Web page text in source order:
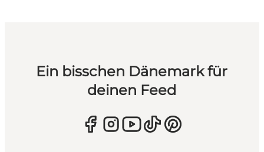
Ein bisschen Dänemark für
deinen Feed